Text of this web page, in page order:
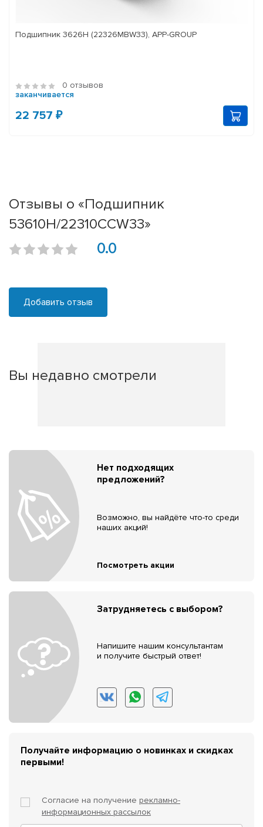
Подшипник 3626Н (22326MBW33), APP-GROUP
0 отзывов
заканчивается
22 757 ₽
Отзывы о «Подшипник
53610Н/22310CCW33»
0.0
Добавить отзыв
Вы недавно смотрели
Нет подходящих
предложений?
Возможно, вы найдёте что-то среди
наших акций!
Посмотреть акции
Затрудняетесь с выбором?
Напишите нашим консультантам
и получите быстрый ответ!
Получайте информацию о новинках и скидках
первыми!
Согласие на получение рекламно-
информационных рассылок